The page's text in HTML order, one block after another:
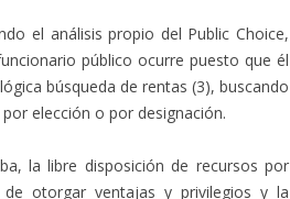
el análisis propio del Public Choice,
público ocurre puesto que él
búsqueda de rentas (3), buscando
elección o por designación.
la libre disposición de recursos por
otorgar ventajas y privilegios y la